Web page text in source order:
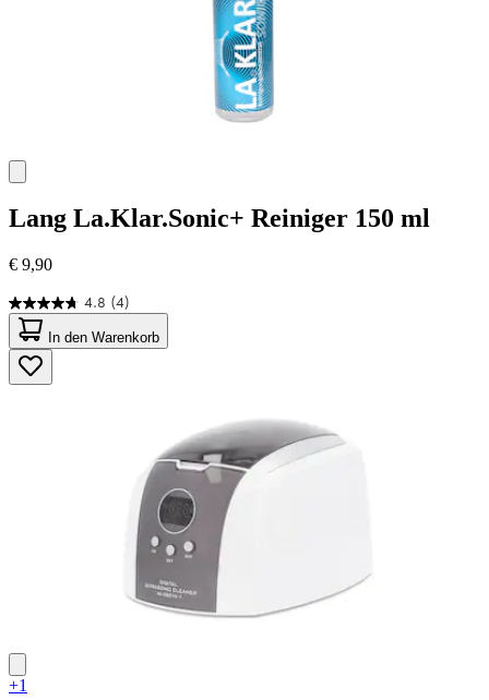
Lang La.Klar.Sonic+ Reiniger 150 ml
€ 9,90
4.8 (4)
4.8
von
5
Sternen.
4
In den Warenkorb
+1